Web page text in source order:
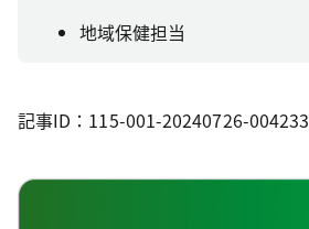
地域保健担当
記事ID：115-001-20240726-004233